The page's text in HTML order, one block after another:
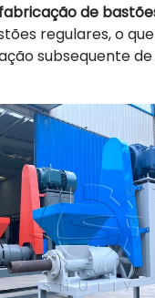
de
regulares, o
subsequente